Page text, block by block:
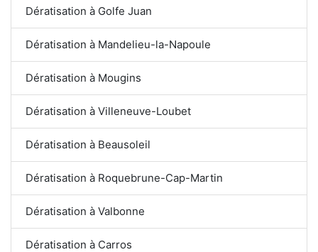
Dératisation à Golfe Juan
Dératisation à Mandelieu-la-Napoule
Dératisation à Mougins
Dératisation à Villeneuve-Loubet
Dératisation à Beausoleil
Dératisation à Roquebrune-Cap-Martin
Dératisation à Valbonne
Dératisation à Carros